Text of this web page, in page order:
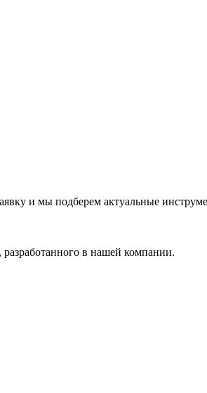
и мы подберем актуальные
в нашей компании.